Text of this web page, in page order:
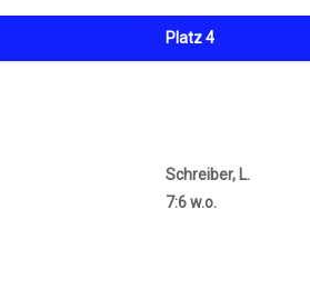
Platz 4
Schreiber, L.
7:6 w.o.